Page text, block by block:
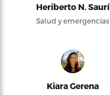
Heriberto N. Saurí
Salud y emergencias
Kiara Gerena